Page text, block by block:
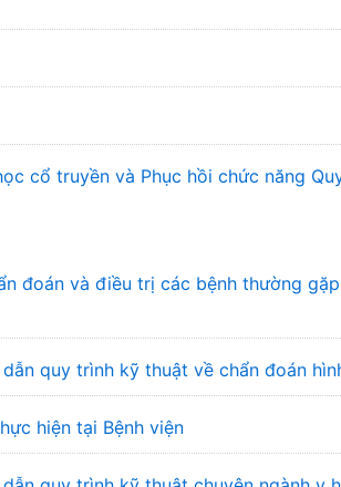
cổ truyền và Phục hồi chức năng
đoán và điều trị các bệnh thường
quy trình kỹ thuật về chẩn đoán
hiện tại Bệnh viện